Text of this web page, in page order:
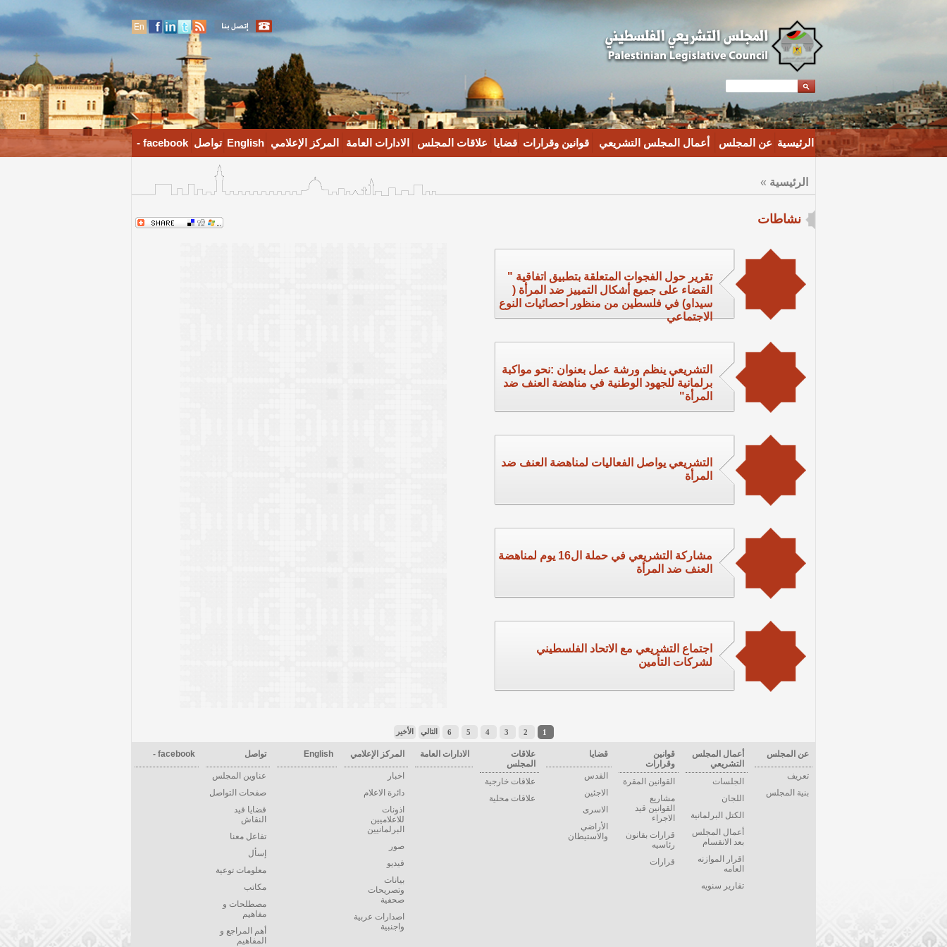
En
الرئيسية عن المجلس أعمال المجلس التشريعي قوانين وقرارات قضايا علاقات المجلس الادارات العامة المركز الإعلامي English تواصل facebook -
الرئيسية »
نشاطات
تقرير حول الفجوات المتعلقة بتطبيق اتفاقية "
القضاء على جميع أشكال التمييز ضد المرأة (
سيداو) في فلسطين من منظور احصائيات النوع
الاجتماعي
التشريعي ينظم ورشة عمل بعنوان :نحو مواكبة
برلمانية للجهود الوطنية في مناهضة العنف ضد
المرأة"
التشريعي يواصل الفعاليات لمناهضة العنف ضد
المرأة
مشاركة التشريعي في حملة ال16 يوم لمناهضة
العنف ضد المرأة
اجتماع التشريعي مع الاتحاد الفلسطيني
لشركات التأمين
1
2
3
4
5
6 التالي الأخير
عن المجلس
تعريف
بنية المجلس
أعمال المجلس
التشريعي
الجلسات
اللجان
الكتل البرلمانية
أعمال المجلس
بعد الانقسام
اقرار الموازنه
العامه
تقارير سنويه
قوانين
وقرارات
القوانين المقرة
مشاريع
القوانين قيد
الاجراء
قرارات بقانون
رئاسيه
قرارات
قضايا
القدس
الاجئين
الاسرى
الأراضي
والاستيطان
علاقات
المجلس
علاقات خارجية
علاقات محلية
الادارات العامة المركز الإعلامي
اخبار
دائرة الاعلام
اذونات
للاعلاميين
البرلمانيين
صور
فيديو
بيانات
وتصريحات
صحفية
اصدارات عربية
واجنبية
English تواصل
عناوين المجلس
صفحات التواصل
قضايا قيد
النقاش
تفاعل معنا
إسأل
معلومات توعية
مكاتب
مصطلحات و
مفاهيم
أهم المراجع و
المفاهيم
facebook -